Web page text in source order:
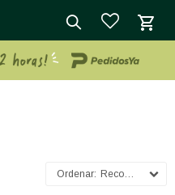
Recomendados